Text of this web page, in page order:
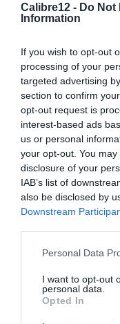
Calibre12 - Do Not
Information
If you wish to opt-out
processing of your
targeted advertising
section to confirm
opt-out request is
interest-based ads
us or personal
your opt-out. You
disclosure of your
IAB’s list of
also be disclosed by
Downstream
Personal Data
I want to opt-out
personal data.
Opted In
690 / 966 794 965).
ALMEIDA FEIRA DE
0